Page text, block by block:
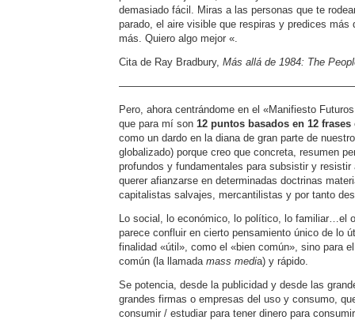
demasiado fácil. Miras a las personas que te
parado, el aire visible que respiras y predices más
más. Quiero algo mejor «.
Cita de Ray Bradbury, Más allá de 1984: The
Pero, ahora centrándome en el «Manifiesto
que para mí son 12 puntos basados en 12 frases
como un dardo en la diana de gran parte de
globalizado) porque creo que concreta, resumen
profundos y fundamentales para subsistir y resistir
querer afianzarse en determinadas doctrinas
capitalistas salvajes, mercantilistas y por tanto
Lo social, lo económico, lo político, lo familiar…el
parece confluir en cierto pensamiento único de lo
finalidad «útil», como el «bien común», sino para
común (la llamada mass media) y rápido.
Se potencia, desde la publicidad y desde las
grandes firmas o empresas del uso y consumo,
consumir / estudiar para tener dinero para